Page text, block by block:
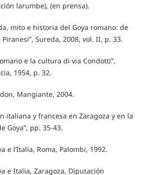
larumbe), (en prensa).
mito e historia del Goya romano: de
Sureda, 2008, vol. II, p. 33.
e la cultura di via Condotti”,
1954, p. 32.
Mangiante, 2004.
italiana y francesa en Zaragoza y en la
Goya”, pp. 35-43.
e l’Italia, Roma, Palombi, 1992.
e Italia, Zaragoza, Diputación